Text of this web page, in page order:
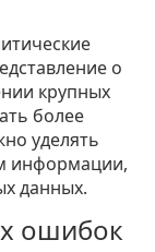
о
крупных
более
уделять
информации,
данных.
ошибок